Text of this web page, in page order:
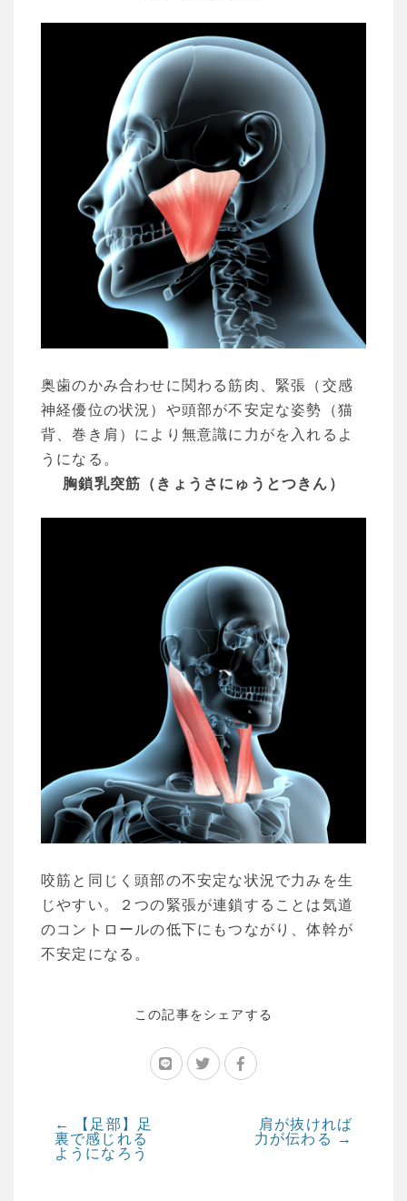
奥歯のかみ合わせに関わる筋肉、緊張（交感
神経優位の状況）や頭部が不安定な姿勢（猫
背、巻き肩）により無意識に力がを入れるよ
うになる。
胸鎖乳突筋（きょうさにゅうとつきん）
咬筋と同じく頭部の不安定な状況で力みを生
じやすい。２つの緊張が連鎖することは気道
のコントロールの低下にもつながり、体幹が
不安定になる。
この記事をシェアする
← 【足部】足
裏で感じれる
ようになろう
肩が抜ければ
力が伝わる →